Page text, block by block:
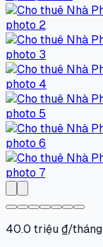
40.0 triệu ₫/tháng